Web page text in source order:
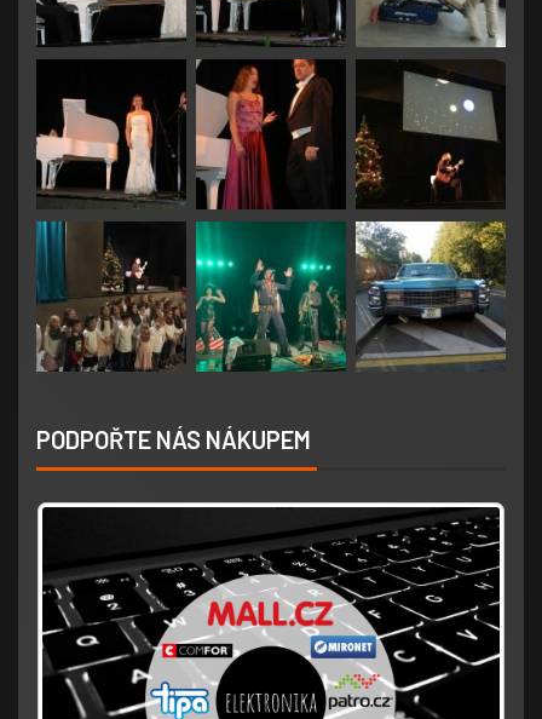
PODPOŘTE NÁS NÁKUPEM